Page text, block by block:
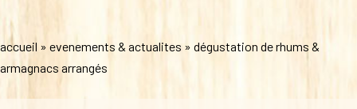
accueil » evenements & actualites » dégustation de rhums &
armagnacs arrangés